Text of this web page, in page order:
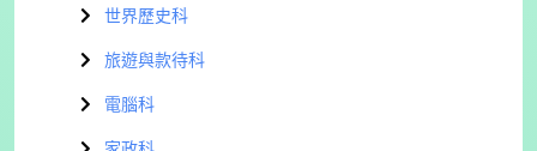
世界歷史科
旅遊與款待科
電腦科